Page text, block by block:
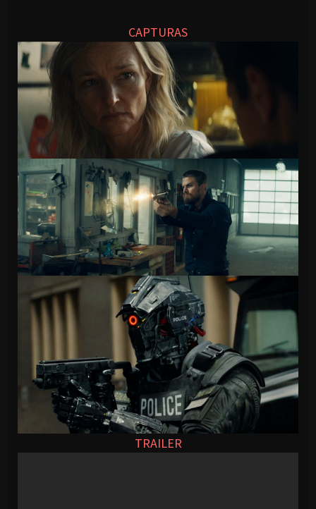
CAPTURAS
TRAILER